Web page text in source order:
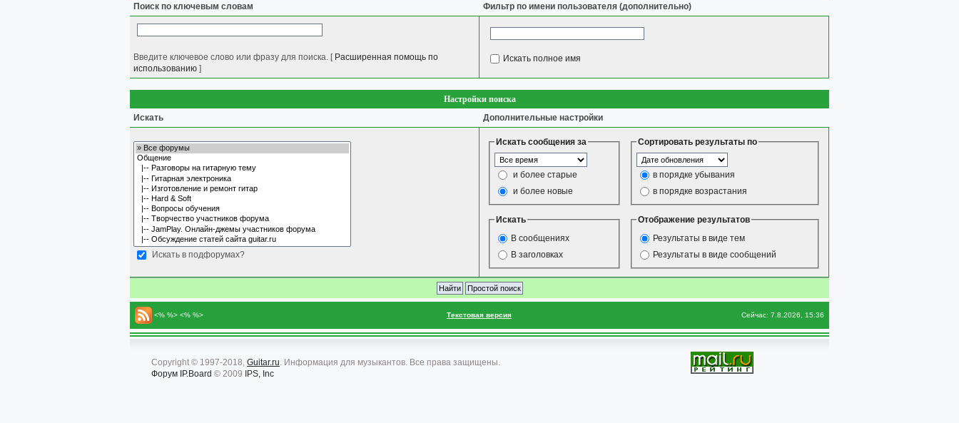
Поиск по ключевым словам
Фильтр по имени пользователя (дополнительно)
Введите ключевое слово или фразу для поиска. [ Расширенная помощь по
использованию ]
Искать полное имя
Настройки поиска
Искать
Дополнительные настройки
Искать в подфорумах?
Искать сообщения за
и более старые
и более новые
Сортировать результаты по
в порядке убывания
в порядке возрастания
Искать
В сообщениях
В заголовках
Отображение результатов
Результаты в виде тем
Результаты в виде сообщений
<% %> <% %> Текстовая версия Сейчас: 7.8.2026, 15:36
Copyright © 1997-2018, Guitar.ru. Информация для музыкантов. Все права защищены.
Форум IP.Board © 2009 IPS, Inc